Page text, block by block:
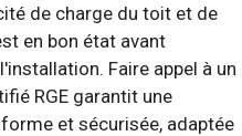
de charge du toit et de
en bon état avant
Faire appel à un
RGE garantit une
et sécurisée, adaptée